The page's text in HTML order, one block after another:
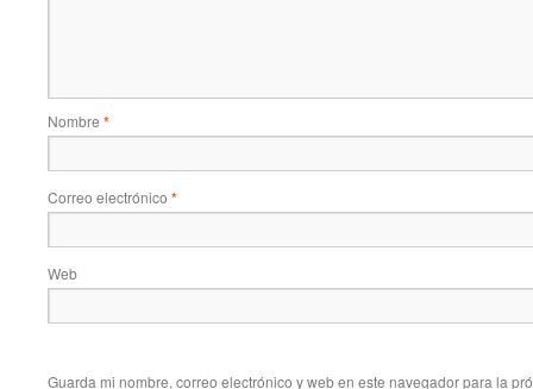
Nombre *
Correo electrónico *
Web
Guarda mi nombre, correo electrónico y web en este navegador para la